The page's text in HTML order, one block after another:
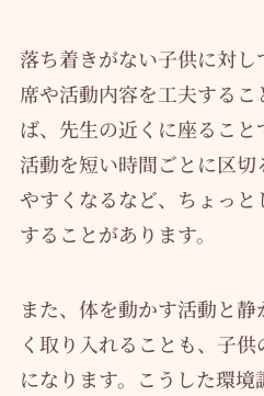
落ち着きがない子供に対
席や活動内容を工夫する
ば、先生の近くに座ること
活動を短い時間ごとに区
やすくなるなど、ちょっ
することがあります。
また、体を動かす活動と
く取り入れることも、子
になります。こうした環